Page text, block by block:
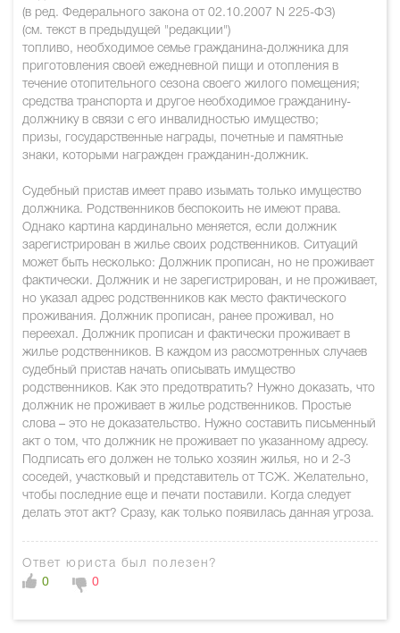
(в ред. Федерального закона от 02.10.2007 N 225-ФЗ)
(см. текст в предыдущей "редакции")
топливо, необходимое семье гражданина-должника для
приготовления своей ежедневной пищи и отопления в
течение отопительного сезона своего жилого помещения;
средства транспорта и другое необходимое гражданину-
должнику в связи с его инвалидностью имущество;
призы, государственные награды, почетные и памятные
знаки, которыми награжден гражданин-должник.
Судебный пристав имеет право изымать только имущество
должника. Родственников беспокоить не имеют права.
Однако картина кардинально меняется, если должник
зарегистрирован в жилье своих родственников. Ситуаций
может быть несколько: Должник прописан, но не проживает
фактически. Должник и не зарегистрирован, и не проживает,
но указал адрес родственников как место фактического
проживания. Должник прописан, ранее проживал, но
переехал. Должник прописан и фактически проживает в
жилье родственников. В каждом из рассмотренных случаев
судебный пристав начать описывать имущество
родственников. Как это предотвратить? Нужно доказать, что
должник не проживает в жилье родственников. Простые
слова – это не доказательство. Нужно составить письменный
акт о том, что должник не проживает по указанному адресу.
Подписать его должен не только хозяин жилья, но и 2-3
соседей, участковый и представитель от ТСЖ. Желательно,
чтобы последние еще и печати поставили. Когда следует
делать этот акт? Сразу, как только появилась данная угроза.
Ответ юриста был полезен?
0
0